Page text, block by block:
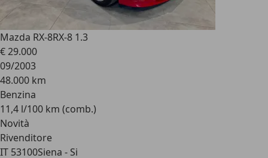
Mazda RX-8RX-8 1.3
€ 29.000
09/2003
48.000 km
Benzina
11,4 l/100 km (comb.)
Novità
Rivenditore
IT 53100Siena - Si